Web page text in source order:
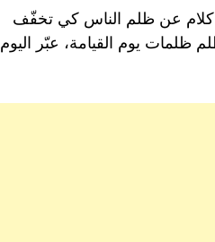
كلام عن ظلم الناس كي تخفّف
ظلمات يوم القيامة، عبّر اليوم